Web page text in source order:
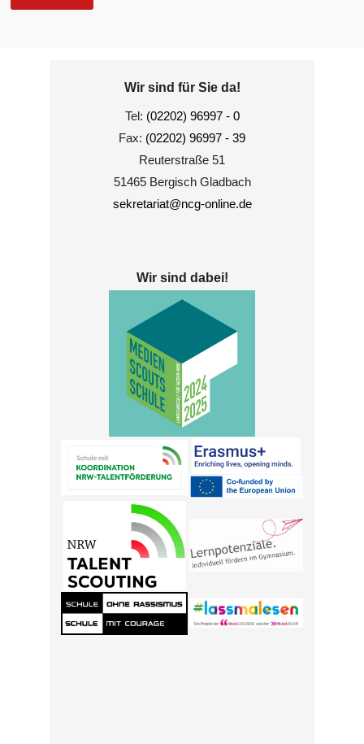
Wir sind für Sie da!
Tel: (02202) 96997 - 0
Fax: (02202) 96997 - 39
Reuterstraße 51
51465 Bergisch Gladbach
sekretariat@ncg-online.de
Wir sind dabei!